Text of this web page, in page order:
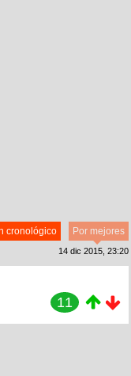
Por mejores
cronológico
14 dic 2015, 23:20
11